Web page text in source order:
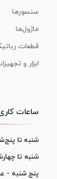
سنسورها
ماژول‌ها
قطعات
ابزار و
ساعات
شنبه تا
شنبه تا
پنج شنبه -